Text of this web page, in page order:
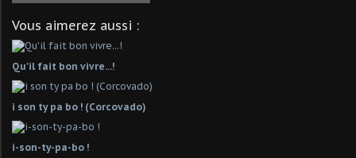
Vous aimerez aussi :
Qu'il fait bon vivre...!
i son ty pa bo ! (Corcovado)
i-son-ty-pa-bo !